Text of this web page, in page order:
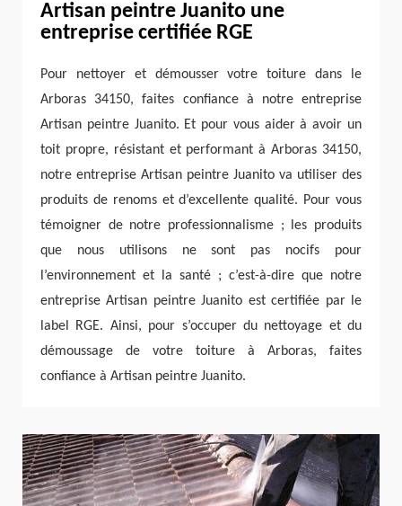
Artisan peintre Juanito une
entreprise certifiée RGE
Pour nettoyer et démousser votre toiture dans le
Arboras 34150, faites confiance à notre entreprise
Artisan peintre Juanito. Et pour vous aider à avoir un
toit propre, résistant et performant à Arboras 34150,
notre entreprise Artisan peintre Juanito va utiliser des
produits de renoms et d’excellente qualité. Pour vous
témoigner de notre professionnalisme ; les produits
que nous utilisons ne sont pas nocifs pour
l’environnement et la santé ; c’est-à-dire que notre
entreprise Artisan peintre Juanito est certifiée par le
label RGE. Ainsi, pour s’occuper du nettoyage et du
démoussage de votre toiture à Arboras, faites
confiance à Artisan peintre Juanito.